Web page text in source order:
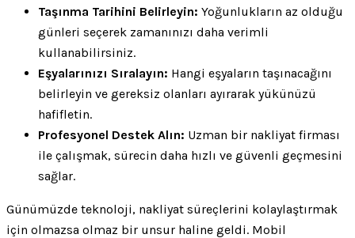
Taşınma Tarihini Belirleyin: Yoğunlukların az olduğu
günleri seçerek zamanınızı daha verimli
kullanabilirsiniz.
Eşyalarınızı Sıralayın: Hangi eşyaların taşınacağını
belirleyin ve gereksiz olanları ayırarak yükünüzü
hafifletin.
Profesyonel Destek Alın: Uzman bir nakliyat firması
ile çalışmak, sürecin daha hızlı ve güvenli geçmesini
sağlar.
Günümüzde teknoloji, nakliyat süreçlerini kolaylaştırmak
için olmazsa olmaz bir unsur haline geldi. Mobil